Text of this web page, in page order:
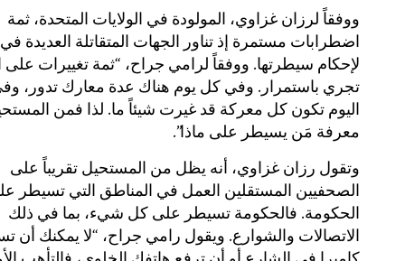
ووفقاً لرزان غزاوي، المولودة في الولايات المتحدة، ثمة
اضطرابات مستمرة إذ تناور الجهات المتقاتلة العديدة في
لإحكام سيطرتها. ووفقاً لرامي جراح، “ثمة تغييرات
تجري باستمرار. وفي كل يوم هناك عدة معارك تدور،
اليوم تكون كل معركة قد غيرت شيئاً ما. لذا فمن
معرفة مَن يسيطر على ماذا”.
وتقول رزان غزاوي، أنه يظل من المستحيل تقريباً على
الصحفيين المستقلين العمل في المناطق التي تسيطر
الحكومة. فالحكومة تسيطر على كل شيء، بما في ذلك
الاتصالات والشوارع. ويقول رامي جراح، “لا يمكنك أن